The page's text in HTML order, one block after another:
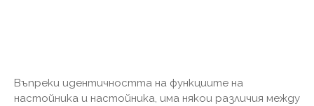
Въпреки идентичността на функциите на
настойника и настойника, има някои различия между